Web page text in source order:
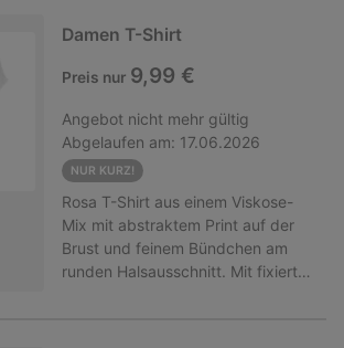
der günstigste Artikel auf die
angerechnet! Nur gültig für Ware
mit diesem Hinweis. Nicht
kombinierbar mit anderen
(Aktions-)Rabatten.
Damen T-Shirt
Preis nur 9,99 €
Angebot nicht mehr gültig
Abgelaufen am: 17.06.2026
NUR KURZ!
Rosa T-Shirt aus einem Viskose-
Mix mit abstraktem Print auf der
Brust und feinem Bündchen am
runden Halsausschnitt. Mit fixierten